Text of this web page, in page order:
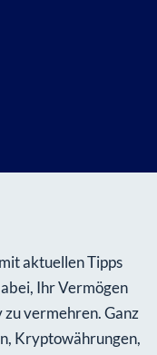
aktuellen Tipps
Ihr Vermögen
vermehren. Ganz
Kryptowährungen,